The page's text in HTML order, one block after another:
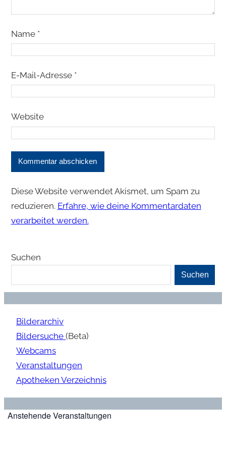
Name *
E-Mail-Adresse *
Website
Diese Website verwendet Akismet, um Spam zu
reduzieren. Erfahre, wie deine Kommentardaten
verarbeitet werden.
Suchen
Suchen
Bilderarchiv
Bildersuche (Beta)
Webcams
Veranstaltungen
Apotheken Verzeichnis
Anstehende Veranstaltungen